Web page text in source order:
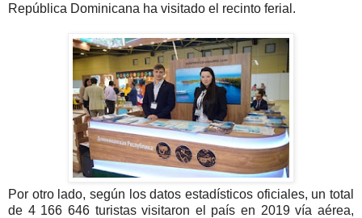
República Dominicana ha visitado el recinto ferial.
Por otro lado, según los datos estadísticos oficiales, un total
de 4 166 646 turistas visitaron el país en 2019 vía aérea,